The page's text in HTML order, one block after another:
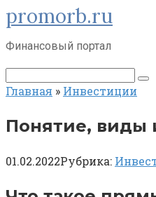
Перейти
к
контенту
promorb.ru
Финансовый портал
Поиск:
Главная » Инвестиции
Понятие, виды
01.02.2022Рубрика: